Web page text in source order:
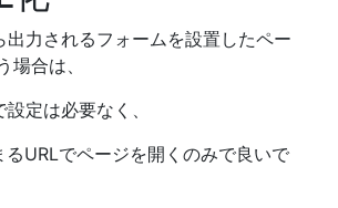
出力されるフォームを設置したペー
場合は、
定は必要なく、
URLでページを開くのみで良いで